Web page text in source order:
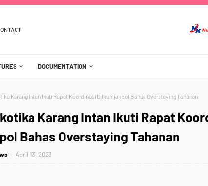
DOCUMENTATION
Karang Intan Ikuti Rapat Koordinasi Dilkumjakpol Bahas Overstaying Tahanan
Karang Intan Ikuti Rapat
Bahas Overstaying Tahanan
April 13, 2023